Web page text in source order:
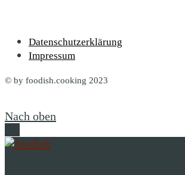
Datenschutzerklärung
Impressum
© by foodish.cooking 2023
Nach oben